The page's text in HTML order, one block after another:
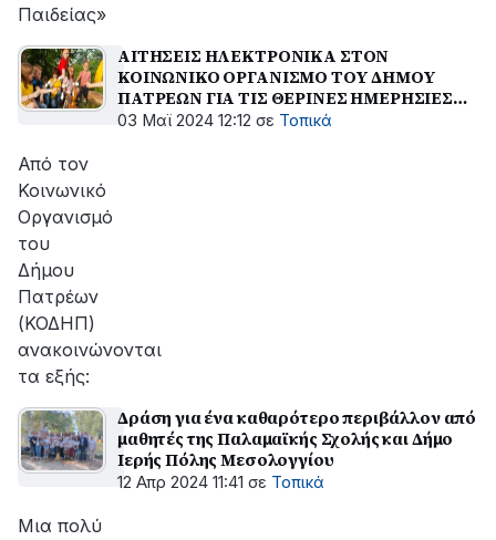
Παιδείας»
ΑΙΤΗΣΕΙΣ ΗΛΕΚΤΡΟΝΙΚΑ ΣΤΟΝ
ΚΟΙΝΩΝΙΚΟ ΟΡΓΑΝΙΣΜΟ ΤΟΥ ΔΗΜΟΥ
ΠΑΤΡΕΩΝ ΓΙΑ ΤΙΣ ΘΕΡΙΝΕΣ ΗΜΕΡΗΣΙΕΣ
ΚΑΤΑΣΚΗΝΩΣΕΙΣ 2024
03 Μαϊ 2024 12:12 σε Τοπικά
Από τον
Κοινωνικό
Οργανισμό
του
Δήμου
Πατρέων
(ΚΟΔΗΠ)
ανακοινώνονται
τα εξής:
Δράση για ένα καθαρότερο περιβάλλον από
μαθητές της Παλαμαϊκής Σχολής και Δήμο
Ιερής Πόλης Μεσολογγίου
12 Απρ 2024 11:41 σε Τοπικά
Μια πολύ